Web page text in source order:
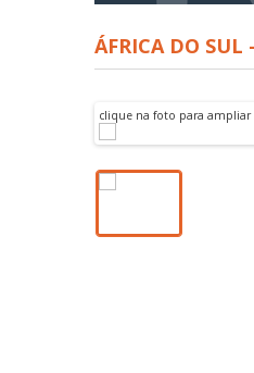
ÁFRICA DO SUL
clique na foto para ampliar